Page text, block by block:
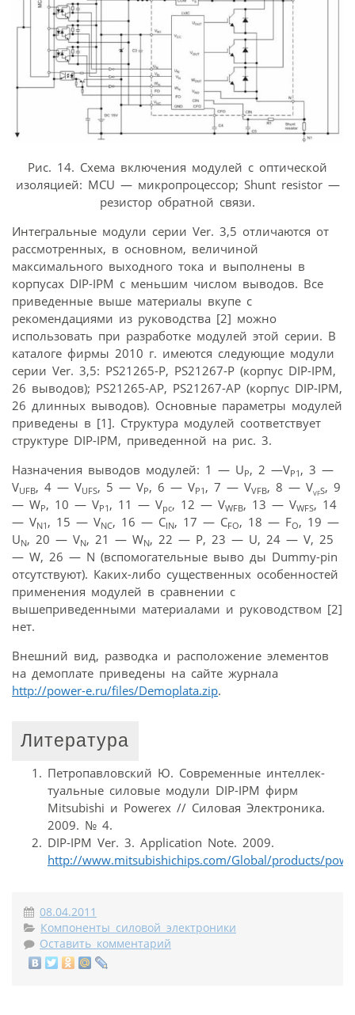
Рис. 14. Схема включения модулей с оптической
изоляцией: MCU — микропроцессор; Shunt resistor —
резистор обратной связи.
Интегральные модули серии Ver. 3,5 отличаются от
рассмотренных, в основном, величиной
максимального выходного тока и выполнены в
корпусах DIP-IPM с меньшим числом выводов. Все
приведенные выше материалы вкупе с
рекомендациями из руководства [2] можно
использовать при разработке модулей этой серии. В
каталоге фирмы 2010 г. имеются следующие модули
серии Ver. 3,5: PS21265-P, PS21267-P (корпус DIP-IPM,
26 выводов); PS21265-AP, PS21267-AP (корпус DIP-IPM,
26 длинных выводов). Основные параметры модулей
приведены в [1]. Структура модулей соответствует
структуре DIP-IPM, приведенной на рис. 3.
Назначения выводов модулей: 1 — UP, 2 —VP1 , 3 —
VUFB, 4 — VUFS, 5 — VP, 6 — VP1 , 7 — VVFB, 8 — VVFS, 9
— WP, 10 — VP1 , 11 — Vpc, 12 — VWFB, 13 — VWFS, 14
— VN1 , 15 — VNC, 16 — CIN, 17 — CFO, 18 — FO, 19 —
UN, 20 — VN, 21 — WN, 22 — P, 23 — U, 24 — V, 25
— W, 26 — N (вспомогательные выво ды Dummy-pin
отсутствуют). Каких-либо существенных особенностей
применения модулей в сравнении с
вышеприведенными материалами и руководством [2]
нет.
Внешний вид, разводка и расположение элементов
на демоплате приведены на сайте журнала
http://power-e.ru/files/Demoplata.zip.
Литература
Петропавловский Ю. Современные интеллек-
туальные силовые модули DIP-IPM фирм
Mitsubishi и Powerex // Силовая Электроника.
2009. № 4.
DIP-IPM Ver. 3. Application Note. 2009.
http://www.mitsubishichips.com/Global/products/
08.04.2011
Компоненты силовой электроники
Оставить комментарий